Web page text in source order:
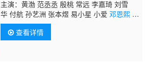
主演：黄渤 范丞丞 殷桃 常远 李嘉琦 刘雪
华 付航 孙艺洲 张本煜 易小星 小爱 邓恩熙李
治良 刘西蒙 郝瀚 杜梦涵 庄园
查看详情